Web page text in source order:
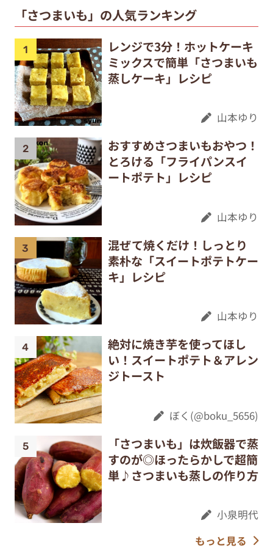
「さつまいも」の人気ランキング
レンジで3分！ホットケーキ
ミックスで簡単「さつまいも
蒸しケーキ」レシピ
山本ゆり
おすすめさつまいもおやつ！
とろける「フライパンスイ
ートポテト」レシピ
山本ゆり
混ぜて焼くだけ！しっとり
素朴な「スイートポテトケー
キ」レシピ
山本ゆり
絶対に焼き芋を使ってほし
い！スイートポテト＆アレン
ジトースト
ぼく(@boku_5656)
「さつまいも」は炊飯器で蒸
すのが◎ほったらかしで超簡
単♪さつまいも蒸しの作り方
小泉明代
もっと見る